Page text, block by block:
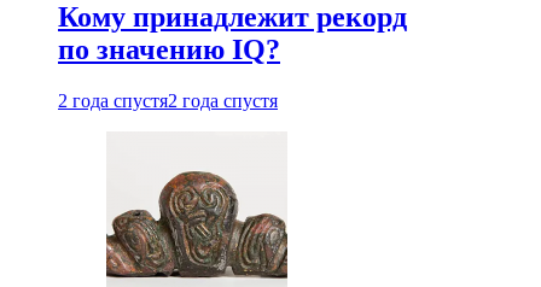
Кому принадлежит рекорд
по значению IQ?
2 года спустя2 года спустя